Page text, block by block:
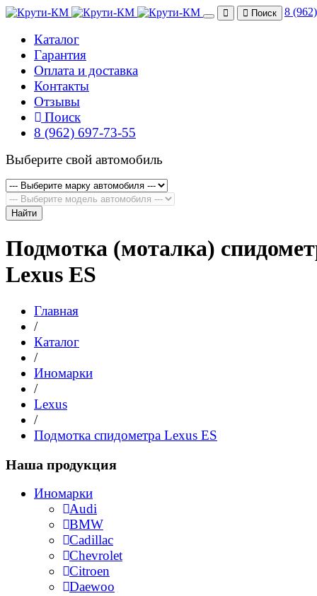
Поиск 8
Каталог
Гарантия
Оплата и доставка
Контакты
Отзывы
Поиск
8 (962) 697-73-55
Выберите свой автомобиль
Найти
Подмотка (моталка)
Lexus ES
Главная
/
Каталог
/
Иномарки
/
Lexus
/
Подмотка спидометра Lexus ES
Наша продукция
Иномарки
Audi
BMW
Cadillac
Chevrolet
Citroen
Daewoo